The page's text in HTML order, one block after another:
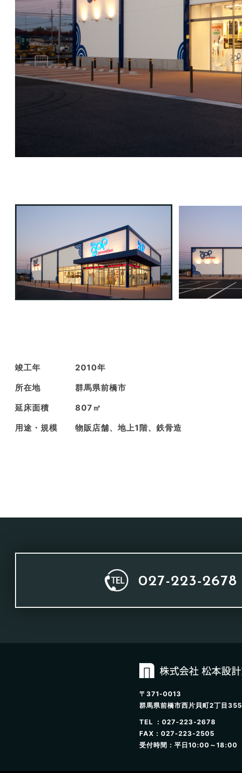
竣工年
2010年
所在地
群馬県前橋市
延床面積
807㎡
用途・規模
物販店舗、地上1階、鉄骨造
027-223-2678
〒371-0013
群馬県前橋市西片貝町2丁目355
TEL ：027-223-2678
FAX：027-223-2505
受付時間：平日10:00～18:00